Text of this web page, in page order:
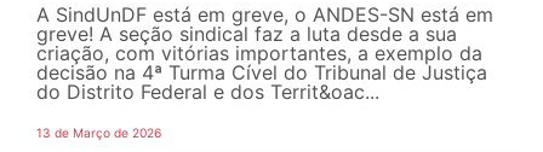
A SindUnDF está em greve, o ANDES-SN está em
greve! A seção sindical faz a luta desde a sua
criação, com vitórias importantes, a exemplo da
decisão na 4ª Turma Cível do Tribunal de Justiça
do Distrito Federal e dos Territ&oac...
13 de Março de 2026